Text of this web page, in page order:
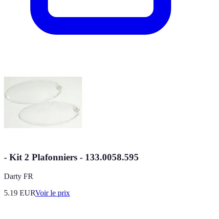
- Kit 2 Plafonniers - 133.0058.595
Darty FR
5.19 EURVoir le prix